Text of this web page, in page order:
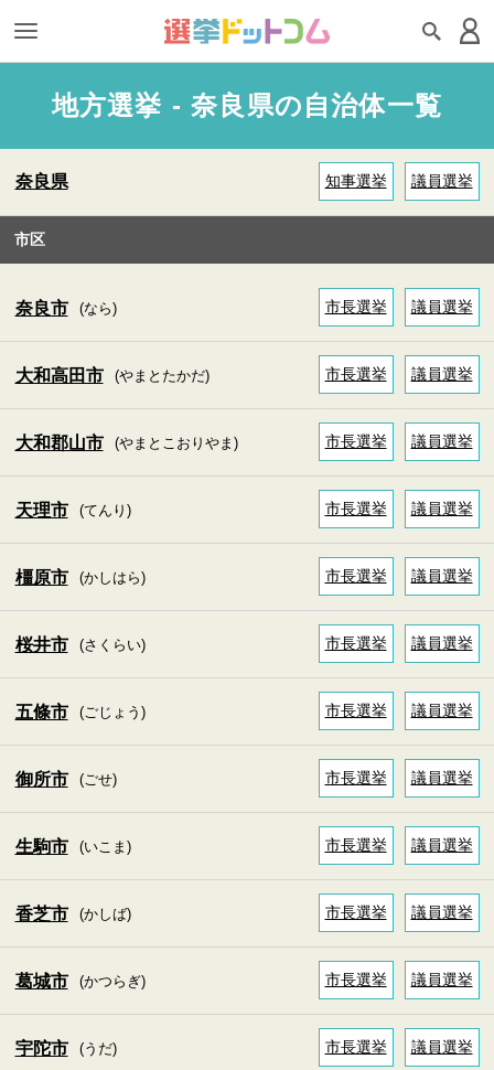
地方選挙 - 奈良県の自治体一覧
奈良県 知事選挙 議員選挙
市区
奈良市 (なら) 市長選挙 議員選挙
大和高田市 (やまとたかだ) 市長選挙 議員選挙
大和郡山市 (やまとこおりやま) 市長選挙 議員選挙
天理市 (てんり) 市長選挙 議員選挙
橿原市 (かしはら) 市長選挙 議員選挙
桜井市 (さくらい) 市長選挙 議員選挙
五條市 (ごじょう) 市長選挙 議員選挙
御所市 (ごせ) 市長選挙 議員選挙
生駒市 (いこま) 市長選挙 議員選挙
香芝市 (かしば) 市長選挙 議員選挙
葛城市 (かつらぎ) 市長選挙 議員選挙
宇陀市 (うだ) 市長選挙 議員選挙